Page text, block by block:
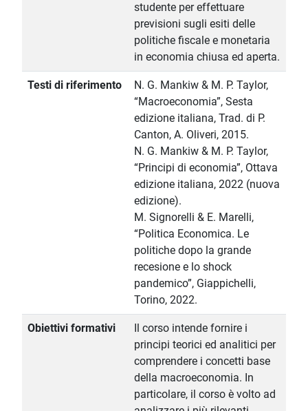
studente per effettuare
previsioni sugli esiti delle
politiche fiscale e monetaria
in economia chiusa ed aperta.
Testi di riferimento
N. G. Mankiw & M. P. Taylor,
“Macroeconomia”, Sesta
edizione italiana, Trad. di P.
Canton, A. Oliveri, 2015.
N. G. Mankiw & M. P. Taylor,
“Principi di economia”, Ottava
edizione italiana, 2022 (nuova
edizione).
M. Signorelli & E. Marelli,
“Politica Economica. Le
politiche dopo la grande
recesione e lo shock
pandemico”, Giappichelli,
Torino, 2022.
Obiettivi formativi
Il corso intende fornire i
principi teorici ed analitici per
comprendere i concetti base
della macroeconomia. In
particolare, il corso è volto ad